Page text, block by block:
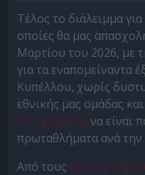
Τέλος το διάλειμμα
οποίες θα μας
Μαρτίου του 2026, με
για τα εναπομείναντα
Κυπέλλου, χωρίς
εθνικής μας ομάδας
στοιχήματος να είναι
πρωταθλήματα ανά
Από τους αγώνες